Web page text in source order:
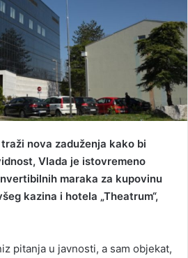
nova zaduženja kako bi
Vlada je istovremeno
maraka za kupovinu
kazina i hotela „Theatrum“,
pitanja u javnosti, a sam objekat,